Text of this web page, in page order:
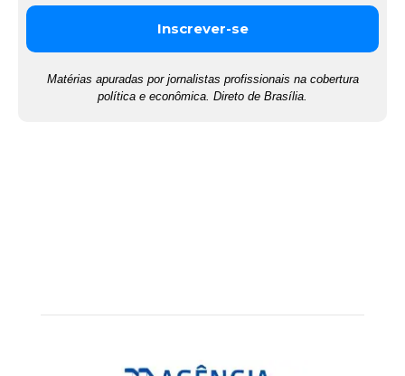
Matérias apuradas por jornalistas profissionais na cobertura
política e econômica. Direto de Brasília.